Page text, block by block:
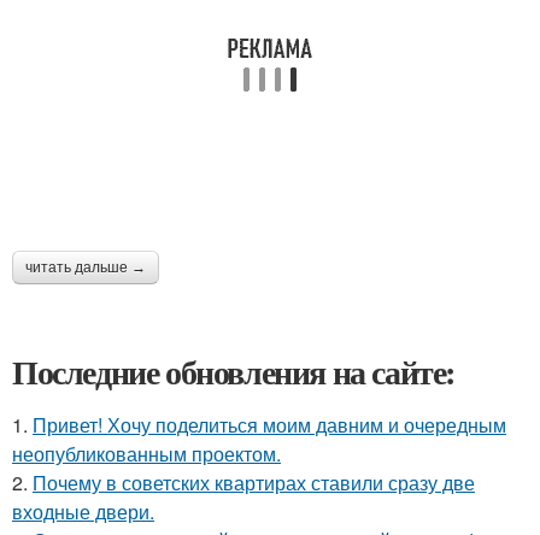
читать дальше →
Последние обновления на сайте:
1. Привет! Хочу поделиться моим давним и очередным
неопубликованным проектом.
2. Почему в советских квартирах ставили сразу две
входные двери.